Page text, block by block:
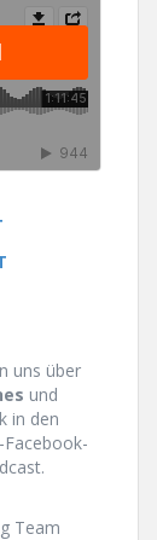
uns über
und
in den
Team